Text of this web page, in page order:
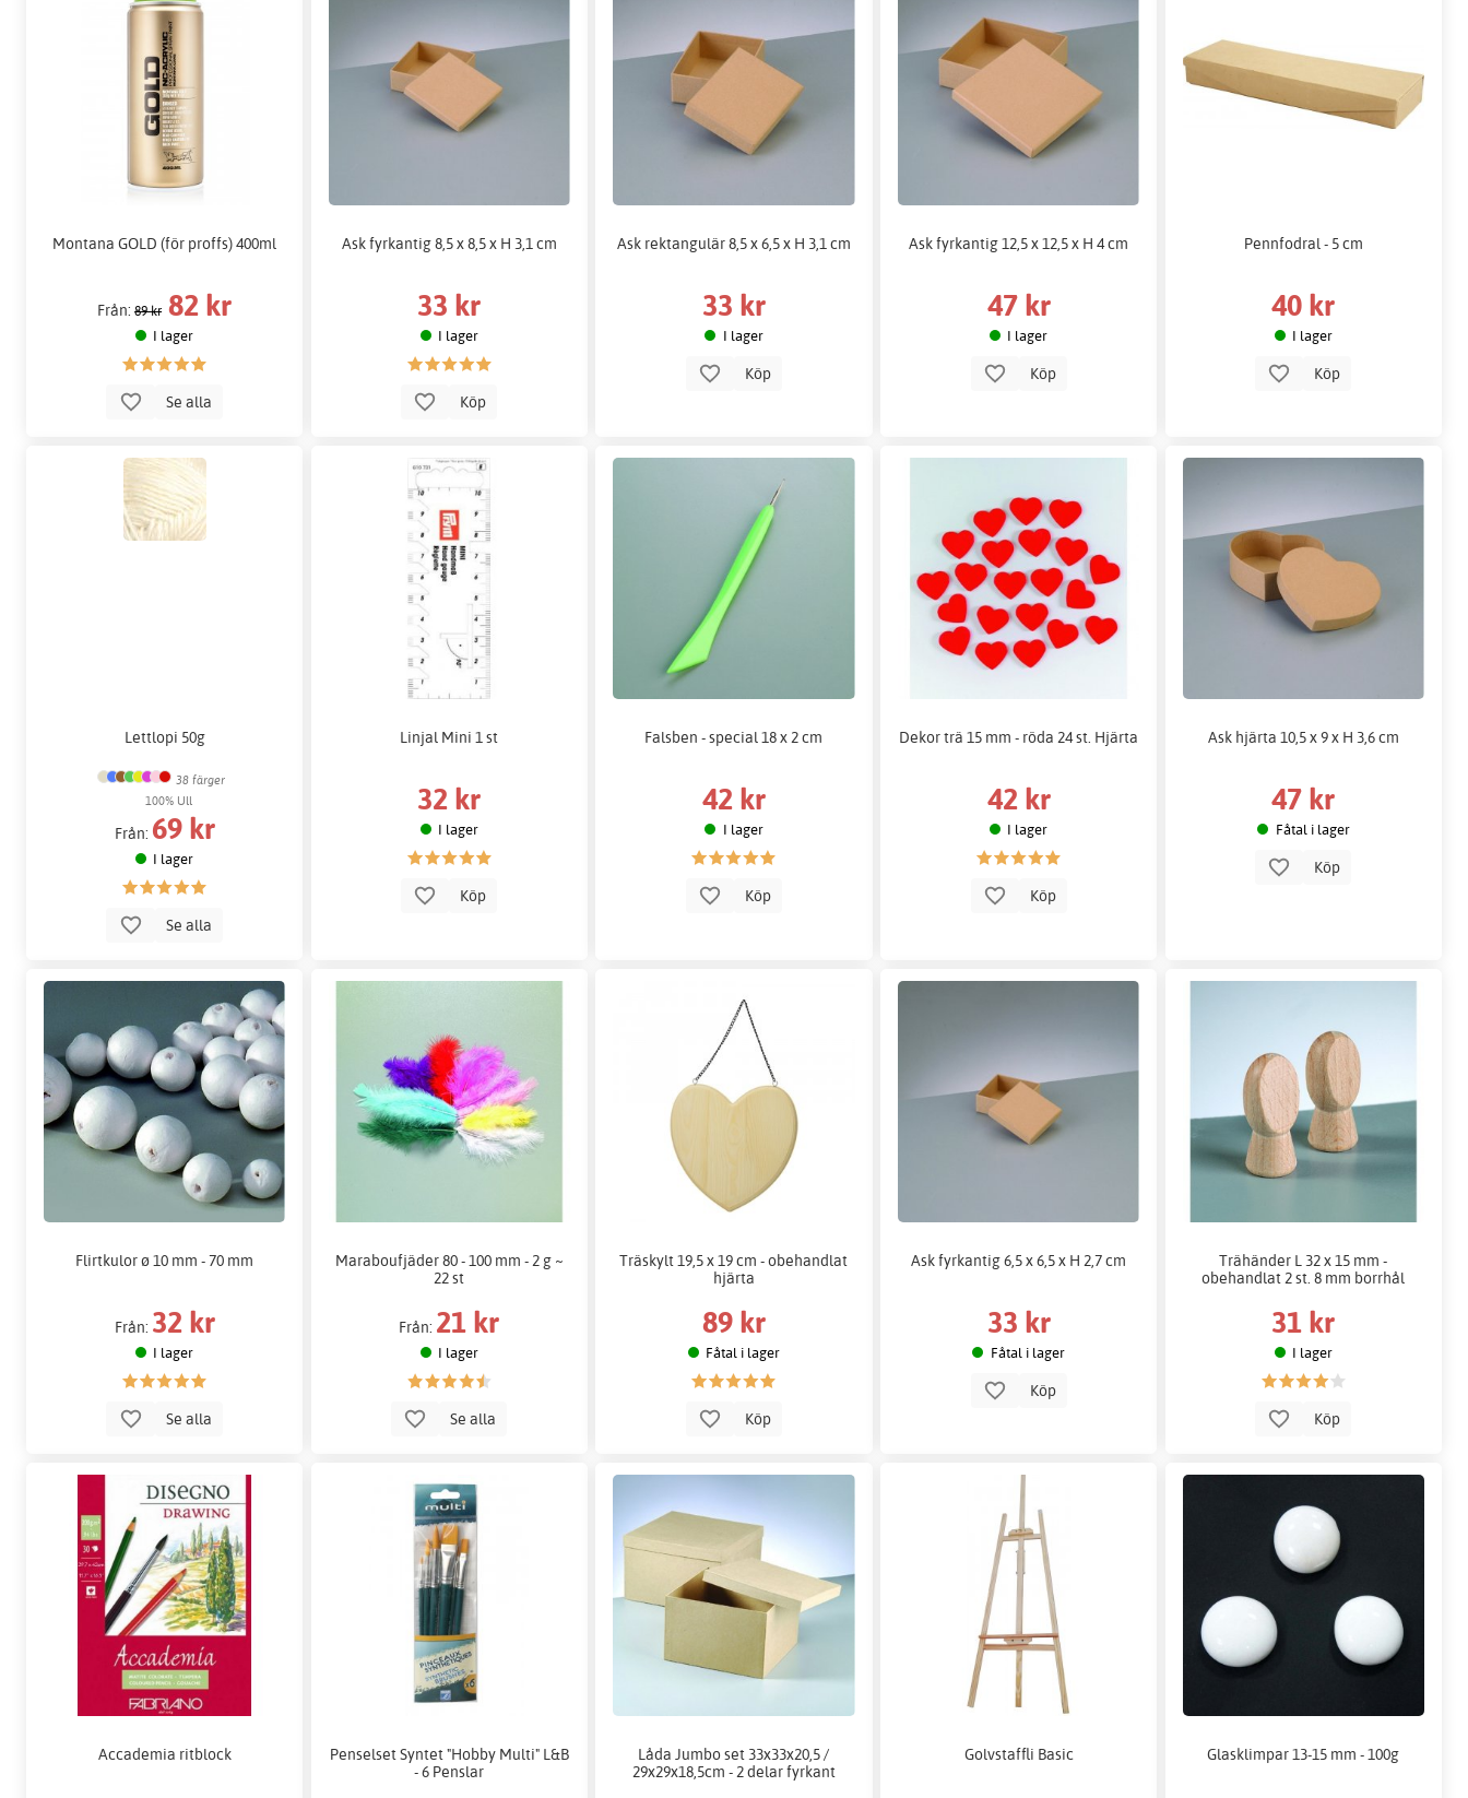
Montana GOLD (för proffs) 400ml
Från:89 kr 82 kr
I lager
Se alla
Ask fyrkantig 8,5 x 8,5 x H 3,1 cm
33 kr
I lager
Köp
Ask rektangulär 8,5 x 6,5 x H 3,1 cm
33 kr
I lager
Köp
Ask fyrkantig 12,5 x 12,5 x H 4 cm
47 kr
I lager
Köp
Pennfodral - 5 cm
40 kr
I lager
Köp
Lettlopi 50g
38 färger
100% Ull
Från: 69 kr
I lager
Se alla
Linjal Mini 1 st
32 kr
I lager
Köp
Falsben - special 18 x 2 cm
42 kr
I lager
Köp
Dekor trä 15 mm - röda 24 st. Hjärta
42 kr
I lager
Köp
Ask hjärta 10,5 x 9 x H 3,6 cm
47 kr
Fåtal i lager
Köp
Flirtkulor ø 10 mm - 70 mm
Från: 32 kr
I lager
Se alla
Maraboufjäder 80 - 100 mm - 2 g ~
22 st
Från: 21 kr
I lager
Se alla
Träskylt 19,5 x 19 cm - obehandlat
hjärta
89 kr
Fåtal i lager
Köp
Ask fyrkantig 6,5 x 6,5 x H 2,7 cm
33 kr
Fåtal i lager
Köp
Trähänder L 32 x 15 mm -
obehandlat 2 st. 8 mm borrhål
31 kr
I lager
Köp
Accademia ritblock
Penselset Syntet "Hobby Multi" L&B
- 6 Penslar
Låda Jumbo set 33x33x20,5 /
29x29x18,5cm - 2 delar fyrkant
Golvstaffli Basic Glasklimpar 13-15 mm - 100g